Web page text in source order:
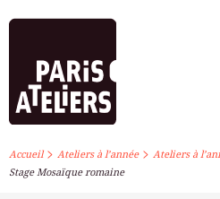
PARIS
Accueil> Ateliers à l’année> Ateliers à
Stage Mosaïque romaine